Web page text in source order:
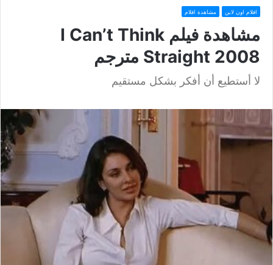
افلام اون لاين مشاهدة افلام
مشاهدة فيلم I Can’t Think
Straight 2008 مترجم
لا أستطيع أن أفكر بشكل مستقيم